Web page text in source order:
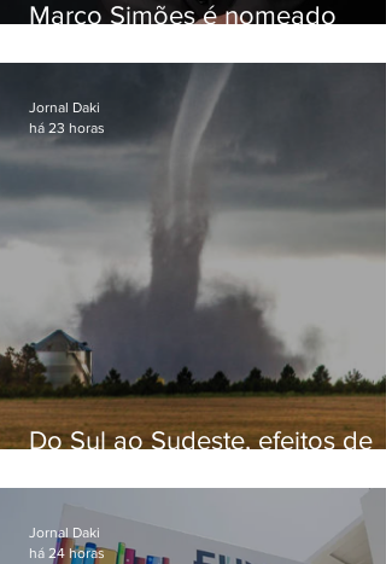
Marco Simões é nomeado
Do Sul ao Sudeste, efeitos de
apreensão na população
Jornal Daki
há 23 horas
Jornal Daki
há 24 horas